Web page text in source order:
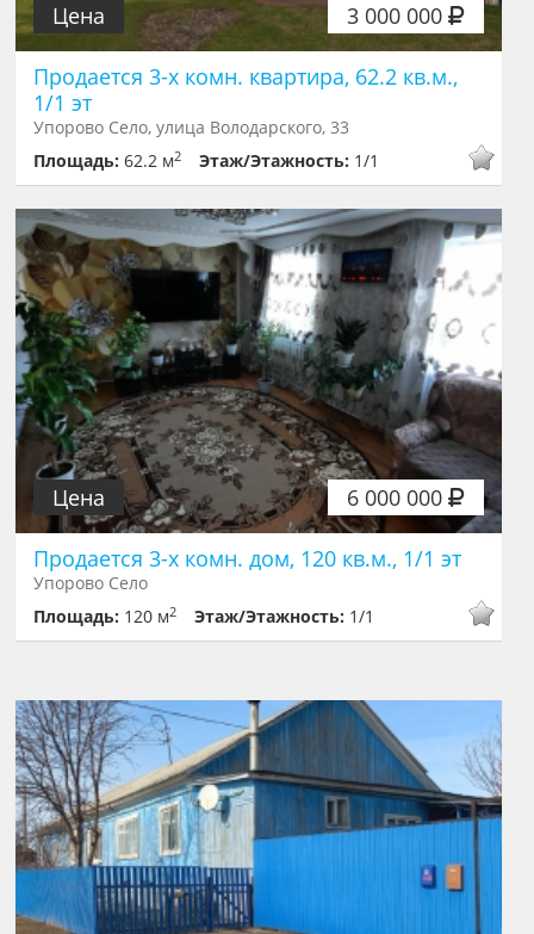
3 000 000
Цена
Продается 3-х комн. квартира, 62.2 кв.м.,
1/1 эт
Упорово Село, улица Володарского, 33
Площадь:62.2 м2 Этаж/Этажность: 1/1
6 000 000
Цена
Продается 3-х комн. дом, 120 кв.м., 1/1 эт
Упорово Село
Площадь: 120 м2 Этаж/Этажность: 1/1